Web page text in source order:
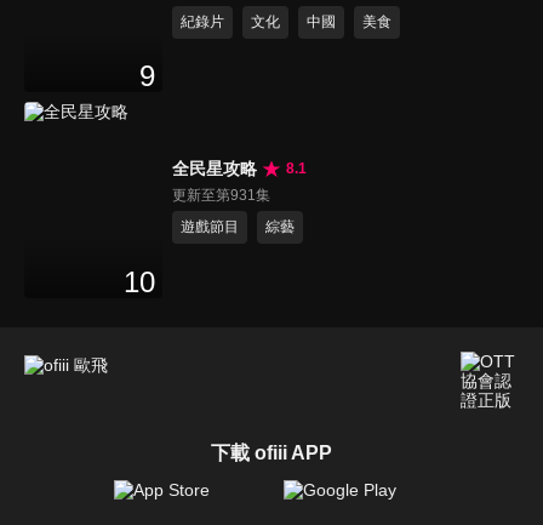
9
紀錄片
文化 中國 美食
10
全民星攻略
8.1
更新至第931集
遊戲節目
綜藝
下載 ofiii APP